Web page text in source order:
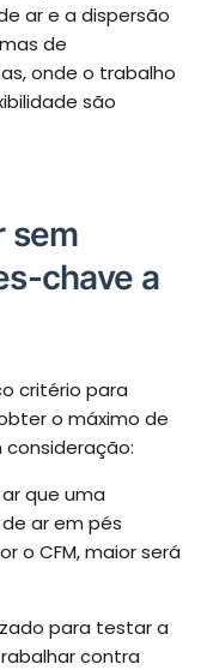
ar e a dispersão
de
onde o trabalho
são
sem
chave a
critério para
o máximo de
que uma
ar em pés
o CFM, maior será
para testar a
contra